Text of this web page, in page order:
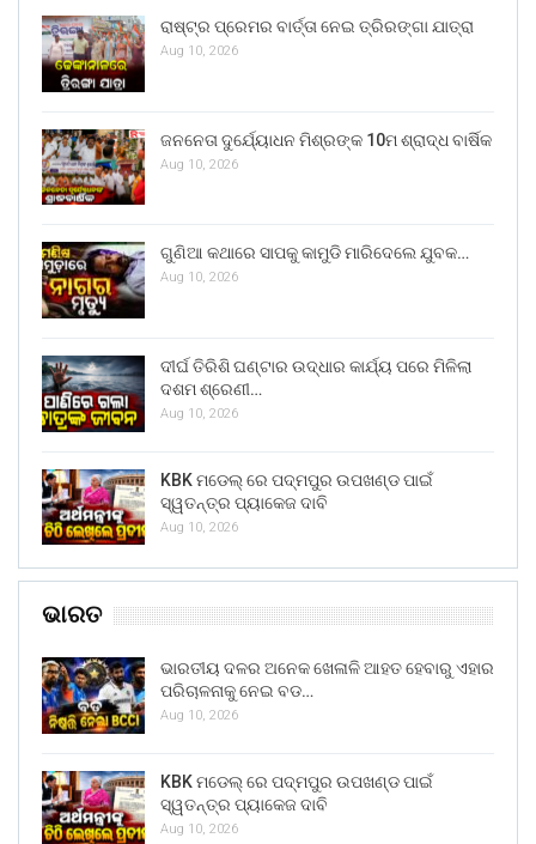
ରାଷ୍ଟ୍ର ପ୍ରେମର ବାର୍ତ୍ତା ନେଇ ତ୍ରିରଙ୍ଗା ଯାତ୍ରା
Aug 10, 2026
ଜନନେତା ଦୁର୍ଯ୍ୟୋଧନ ମିଶ୍ରଙ୍କ 10ମ ଶ୍ରାଦ୍ଧ ବାର୍ଷିକ
Aug 10, 2026
ଗୁଣିଆ କଥାରେ ସାପକୁ କାମୁଡି ମାରିଦେଲେ ଯୁବକ…
Aug 10, 2026
ଦୀର୍ଘ ତିରିଶି ଘଣ୍ଟାର ଉଦ୍ଧାର କାର୍ଯ୍ୟ ପରେ ମିଳିଲା
ଦଶମ ଶ୍ରେଣୀ…
Aug 10, 2026
KBK ମଡେଲ୍ ରେ ପଦ୍ମପୁର ଉପଖଣ୍ଡ ପାଇଁ
ସ୍ୱତନ୍ତ୍ର ପ୍ୟାକେଜ ଦାବି
Aug 10, 2026
ଭାରତ
ଭାରତୀୟ ଦଳର ଅନେକ ଖେଳାଳି ଆହତ ହେବାରୁ ଏହାର
ପରିଚାଳନାକୁ ନେଇ ବଡ…
Aug 10, 2026
KBK ମଡେଲ୍ ରେ ପଦ୍ମପୁର ଉପଖଣ୍ଡ ପାଇଁ
ସ୍ୱତନ୍ତ୍ର ପ୍ୟାକେଜ ଦାବି
Aug 10, 2026